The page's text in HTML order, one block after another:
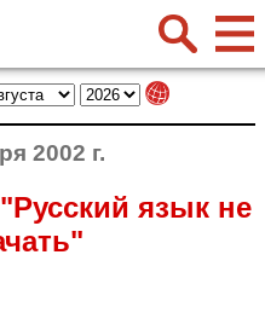
2002 г.
язык не